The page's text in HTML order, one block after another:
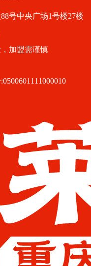
号中央广场1号楼27楼
加盟需谨慎